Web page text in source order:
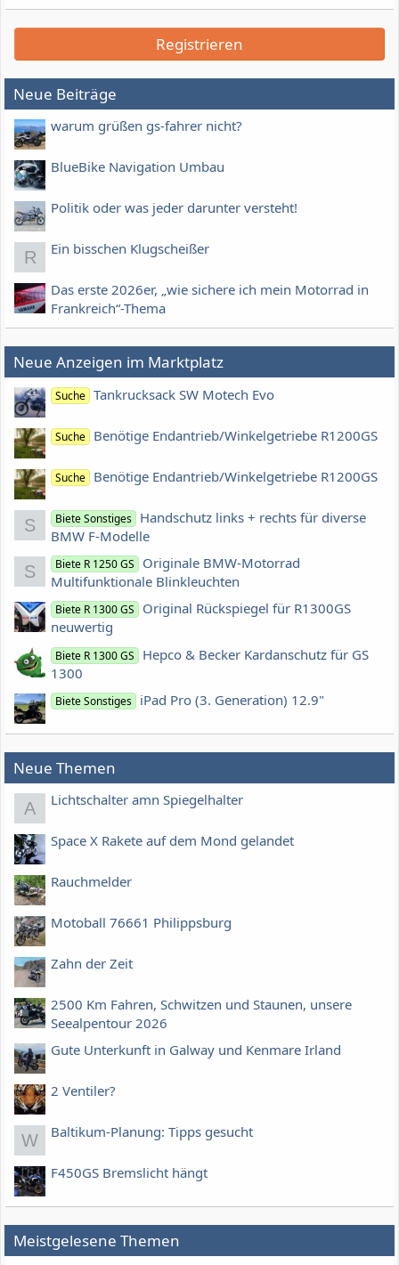
Registrieren
Neue Beiträge
warum grüßen gs-fahrer nicht?
BlueBike Navigation Umbau
Politik oder was jeder darunter versteht!
R Ein bisschen Klugscheißer
Das erste 2026er, „wie sichere ich mein Motorrad in
Frankreich“-Thema
Neue Anzeigen im Marktplatz
Suche Tankrucksack SW Motech Evo
Suche Benötige Endantrieb/Winkelgetriebe R1200GS
Suche Benötige Endantrieb/Winkelgetriebe R1200GS
S Biete Sonstiges Handschutz links + rechts für diverse
BMW F-Modelle
S Biete R 1250 GS
Originale BMW-Motorrad
Multifunktionale Blinkleuchten
Biete R 1300 GS
Original Rückspiegel für R1300GS
neuwertig
Biete R 1300 GS
Hepco & Becker Kardanschutz für GS
1300
Biete Sonstiges iPad Pro (3. Generation) 12.9"
Neue Themen
A Lichtschalter amn Spiegelhalter
Space X Rakete auf dem Mond gelandet
Rauchmelder
Motoball 76661 Philippsburg
Zahn der Zeit
2500 Km Fahren, Schwitzen und Staunen, unsere
Seealpentour 2026
Gute Unterkunft in Galway und Kenmare Irland
2 Ventiler?
W Baltikum-Planung: Tipps gesucht
F450GS Bremslicht hängt
Meistgelesene Themen